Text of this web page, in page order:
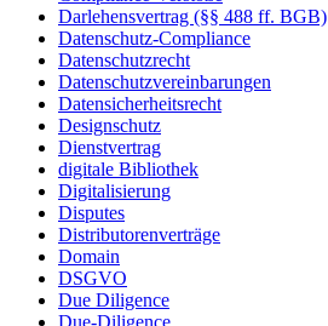
Darlehensvertrag (§§ 488 ff. BGB)
Datenschutz-Compliance
Datenschutzrecht
Datenschutzvereinbarungen
Datensicherheitsrecht
Designschutz
Dienstvertrag
digitale Bibliothek
Digitalisierung
Disputes
Distributorenverträge
Domain
DSGVO
Due Diligence
Due-Diligence